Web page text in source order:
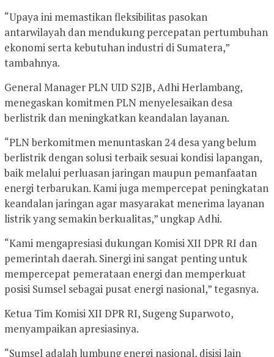
“Upaya ini memastikan fleksibilitas pasokan
antarwilayah dan mendukung percepatan pertumbuhan
ekonomi serta kebutuhan industri di Sumatera,”
tambahnya.
General Manager PLN UID S2JB, Adhi Herlambang,
menegaskan komitmen PLN menyelesaikan desa
berlistrik dan meningkatkan keandalan layanan.
“PLN berkomitmen menuntaskan 24 desa yang belum
berlistrik dengan solusi terbaik sesuai kondisi lapangan,
baik melalui perluasan jaringan maupun pemanfaatan
energi terbarukan. Kami juga mempercepat peningkatan
keandalan jaringan agar masyarakat menerima layanan
listrik yang semakin berkualitas,” ungkap Adhi.
“Kami mengapresiasi dukungan Komisi XII DPR RI dan
pemerintah daerah. Sinergi ini sangat penting untuk
mempercepat pemerataan energi dan memperkuat
posisi Sumsel sebagai pusat energi nasional,” tegasnya.
Ketua Tim Komisi XII DPR RI, Sugeng Suparwoto,
menyampaikan apresiasinya.
“Sumsel adalah lumbung energi nasional, disisi lain